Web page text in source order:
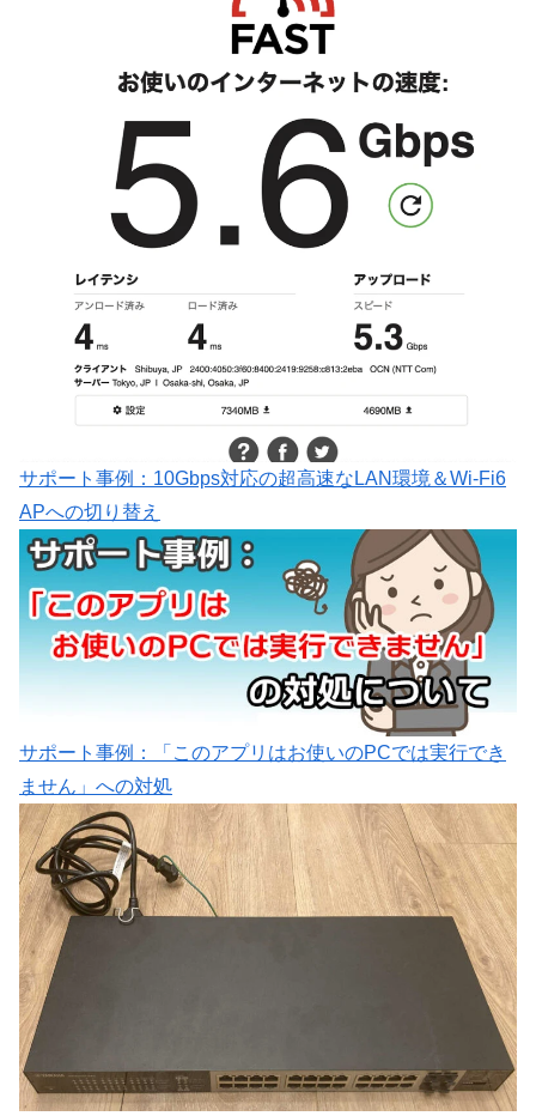
サポート事例：10Gbps対応の超高速なLAN環境＆Wi-Fi6
APへの切り替え
サポート事例：「このアプリはお使いのPCでは実行でき
ません」への対処